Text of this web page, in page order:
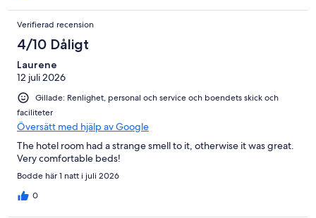
Verifierad recension
4/10 Dåligt
Laurene
12 juli 2026
Gillade: Renlighet, personal och service och boendets skick och
faciliteter
Översätt med hjälp av Google
The hotel room had a strange smell to it, otherwise it was great.
Very comfortable beds!
Bodde här 1 natt i juli 2026
0